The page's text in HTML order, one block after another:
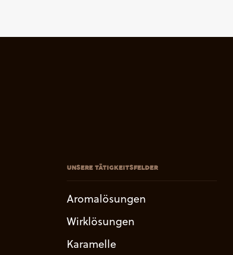
UNSERE TÄTIGKEITSFELDER
Aromalösungen
Wirklösungen
Karamelle